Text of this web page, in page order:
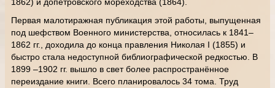
Первая малотиражная публикация этой работы, выпущенная
под шефством Военного министерства, относилась к 1841–
1862 гг., доходила до конца правления Николая I (1855) и
быстро стала недоступной библиографической редкостью. В
1899 –1902 гг. вышло в свет более распространённое
переиздание книги. Всего планировалось 34 тома. Труд